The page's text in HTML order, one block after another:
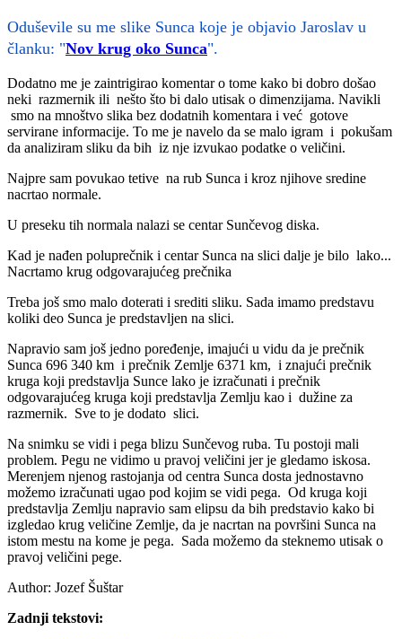
Oduševile su me slike Sunca koje je objavio Jaroslav u
članku: "Nov krug oko Sunca".
Dodatno me je zaintrigirao komentar o tome kako bi dobro došao
neki razmernik ili nešto što bi dalo utisak o dimenzijama. Navikli
smo na mnoštvo slika bez dodatnih komentara i već gotove
servirane informacije. To me je navelo da se malo igram i pokušam
da analiziram sliku da bih iz nje izvukao podatke o veličini.
Najpre sam povukao tetive na rub Sunca i kroz njihove sredine
nacrtao normale.
U preseku tih normala nalazi se centar Sunčevog diska.
Kad je nađen poluprečnik i centar Sunca na slici dalje je bilo lako...
Nacrtamo krug odgovarajućeg prečnika
Treba još smo malo doterati i srediti sliku. Sada imamo predstavu
koliki deo Sunca je predstavljen na slici.
Napravio sam još jedno poređenje, imajući u vidu da je prečnik
Sunca 696 340 km i prečnik Zemlje 6371 km, i znajući prečnik
kruga koji predstavlja Sunce lako je izračunati i prečnik
odgovarajućeg kruga koji predstavlja Zemlju kao i dužine za
razmernik. Sve to je dodato slici.
Na snimku se vidi i pega blizu Sunčevog ruba. Tu postoji mali
problem. Pegu ne vidimo u pravoj veličini jer je gledamo iskosa.
Merenjem njenog rastojanja od centra Sunca dosta jednostavno
možemo izračunati ugao pod kojim se vidi pega. Od kruga koji
predstavlja Zemlju napravio sam elipsu da bih predstavio kako bi
izgledao krug veličine Zemlje, da je nacrtan na površini Sunca na
istom mestu na kome je pega. Sada možemo da steknemo utisak o
pravoj veličini pege.
Author: Jozef Šuštar
Zadnji tekstovi: